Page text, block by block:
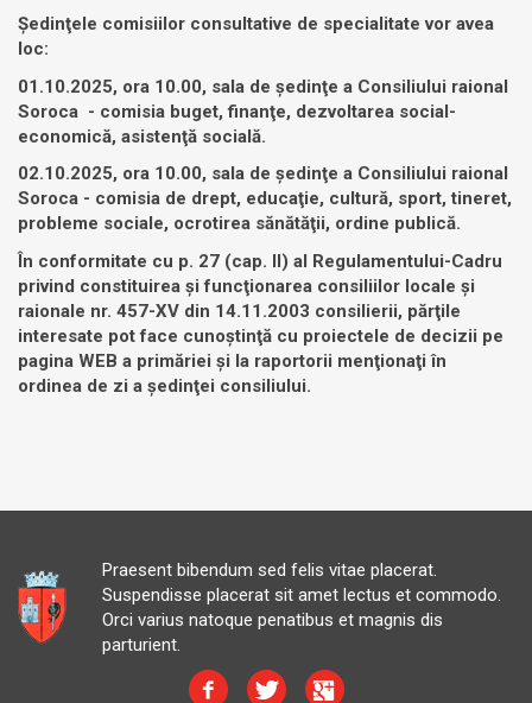
Şedinţele comisiilor consultative de specialitate vor avea
loc:
01.10.2025, ora 10.00, sala de şedinţe a Consiliului raional
Soroca - comisia buget, finanţe, dezvoltarea social-
economică, asistenţă socială.
02.10.2025, ora 10.00, sala de şedinţe a Consiliului raional
Soroca - comisia de drept, educaţie, cultură, sport, tineret,
probleme sociale, ocrotirea sănătăţii, ordine publică.
În conformitate cu p. 27 (cap. II) al Regulamentului-Cadru
privind constituirea şi funcţionarea consiliilor locale şi
raionale nr. 457-XV din 14.11.2003 consilierii, părţile
interesate pot face cunoştinţă cu proiectele de decizii pe
pagina WEB a primăriei şi la raportorii menţionaţi în
ordinea de zi a şedinţei consiliului.
Praesent bibendum sed felis vitae placerat.
Suspendisse placerat sit amet lectus et commodo.
Orci varius natoque penatibus et magnis dis
parturient.